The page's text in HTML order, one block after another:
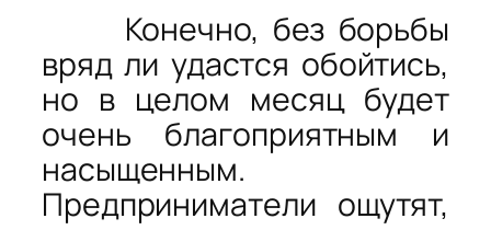
Конечно, без борьбы
вряд ли удастся обойтись,
но в целом месяц будет
очень благоприятным и
насыщенным.
Предприниматели ощутят,